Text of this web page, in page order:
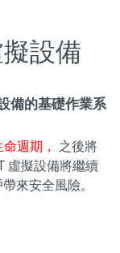
擬設備
備的基礎作業系
週期， 之後將
虛擬設備將繼續
來安全風險。